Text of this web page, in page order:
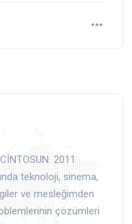
2011
teknoloji, sinema,
ve mesleğimden
çözümleri